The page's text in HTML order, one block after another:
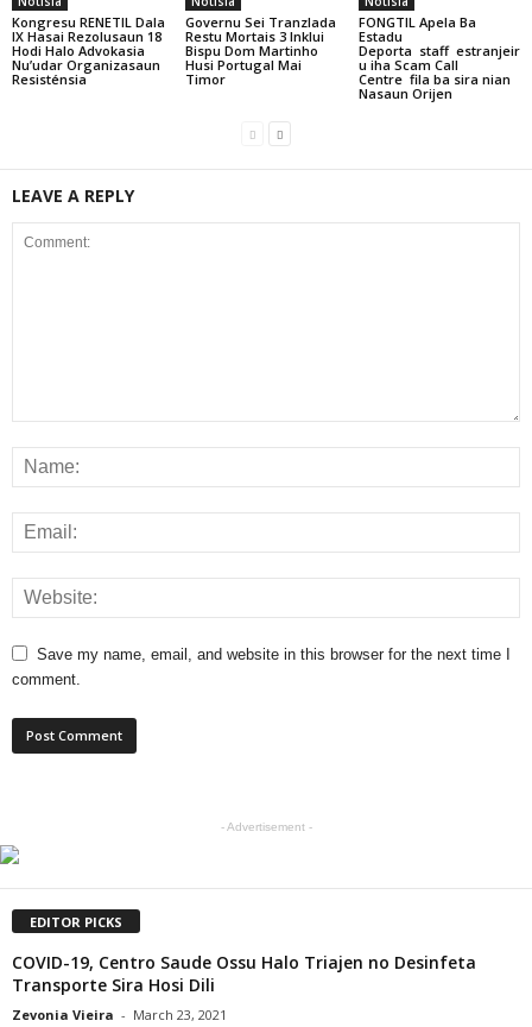
Kongresu RENETIL Dala
IX Hasai Rezolusaun 18
Hodi Halo Advokasia
Nu’udar Organizasaun
Resisténsia
Governu Sei Tranzlada
Restu Mortais 3 Inklui
Bispu Dom Martinho
Husi Portugal Mai
Timor
FONGTIL Apela Ba
Estadu
Deporta staff estranjeir
u iha Scam Call
Centre fila ba sira nian
Nasaun Orijen
LEAVE A REPLY
Save my name, email, and website in this browser for the next time I
comment.
- Advertisement -
EDITOR PICKS
COVID-19, Centro Saude Ossu Halo Triajen no Desinfeta
Transporte Sira Hosi Dili
Zevonia Vieira - March 23, 2021